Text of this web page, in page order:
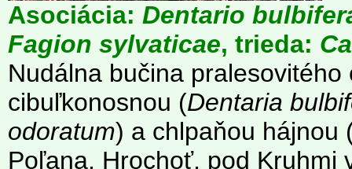
Asociácia: Dentario
Fagion sylvaticae, trieda:
Nudálna bučina
cibuľkonosnou (Dentaria
odoratum) a chlpaňou hájnou
Poľana, Hrochoť, pod Kruhmi